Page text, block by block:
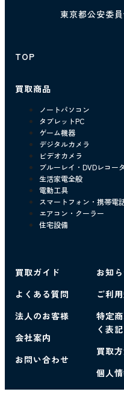
東京都公安委
TOP
買取商品
ノートパソコン
タブレットPC
ゲーム機器
デジタルカメラ
ビデオカメラ
ブルーレイ・DVDレコー
生活家電全般
電動工具
スマートフォン・携帯電
エアコン・クーラー
住宅設備
買取ガイド
よくある質問
法人のお客様
会社案内
お問い合わせ
お知
ご利
特定
く表記
買取
個人